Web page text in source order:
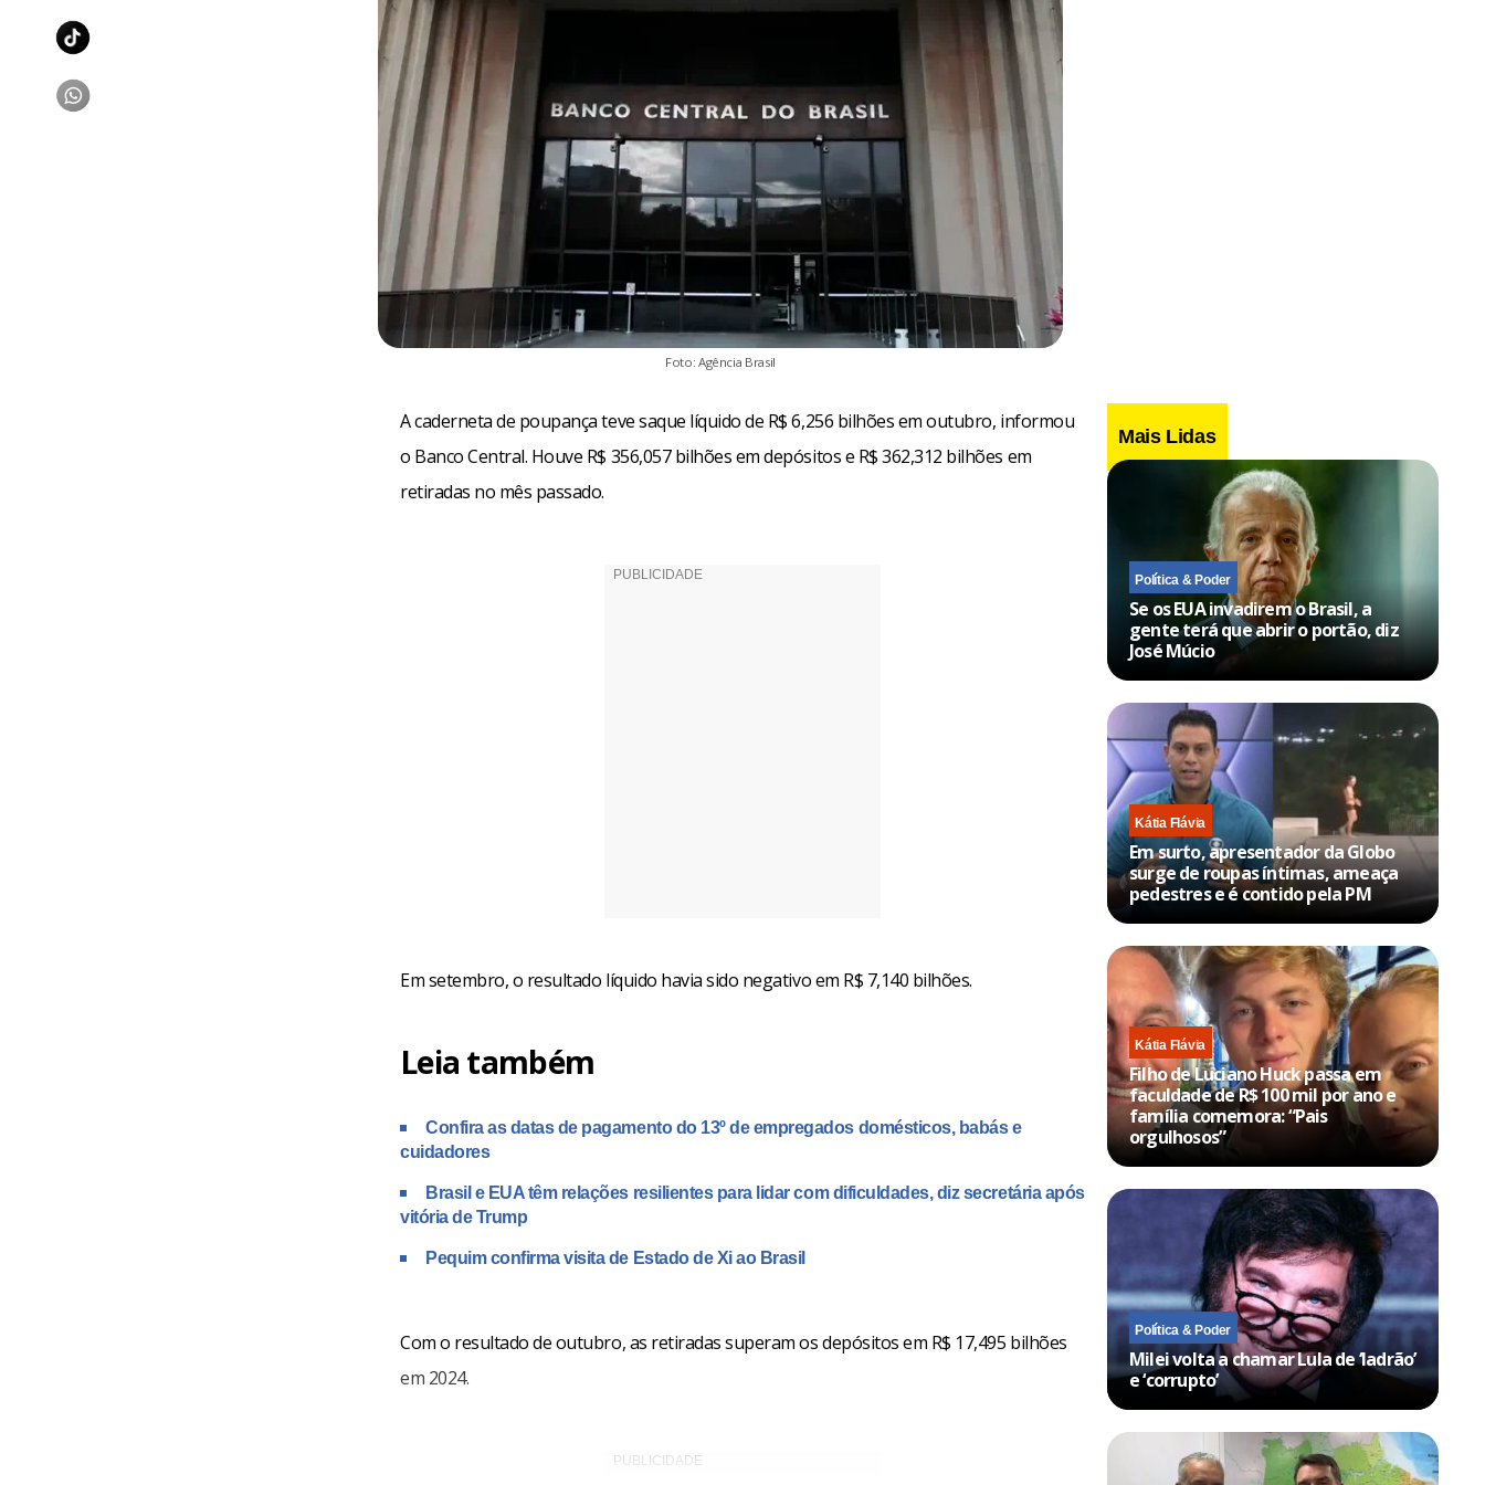
Foto: Agência Brasil
A caderneta de poupança teve saque líquido de R$ 6,256 bilhões em outubro, informou
o Banco Central. Houve R$ 356,057 bilhões em depósitos e R$ 362,312 bilhões em
retiradas no mês passado.
Em setembro, o resultado líquido havia sido negativo em R$ 7,140 bilhões.
Leia também
Confira as datas de pagamento do 13º de empregados domésticos, babás e
cuidadores
Brasil e EUA têm relações resilientes para lidar com dificuldades, diz secretária após
vitória de Trump
Pequim confirma visita de Estado de Xi ao Brasil
Com o resultado de outubro, as retiradas superam os depósitos em R$ 17,495 bilhões
em 2024.
Mais Lidas
Política & Poder
Se os EUA invadirem o Brasil, a
gente terá que abrir o portão, diz
José Múcio
Kátia Flávia
Em surto, apresentador da Globo
surge de roupas íntimas, ameaça
pedestres e é contido pela PM
Kátia Flávia
Filho de Luciano Huck passa em
faculdade de R$ 100 mil por ano e
família comemora: “Pais
orgulhosos”
Política & Poder
Milei volta a chamar Lula de ‘ladrão’
e ‘corrupto’